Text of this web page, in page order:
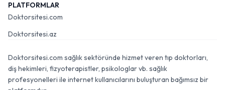
PLATFORMLAR
Doktorsitesi.com
Doktorsitesi.az
Doktorsitesi.com sağlık sektöründe hizmet veren tıp doktorları,
diş hekimleri, fizyoterapistler, psikologlar vb. sağlık
profesyonelleri ile internet kullanıcılarını buluşturan bağımsız bir